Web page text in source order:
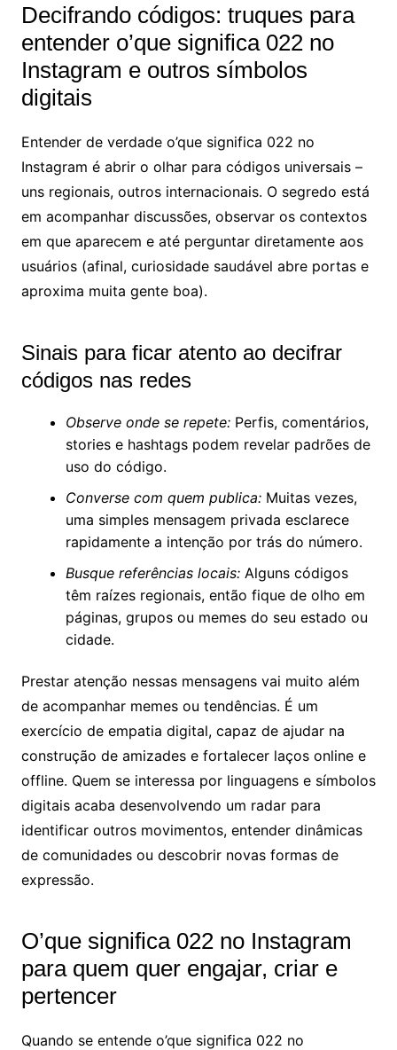
Decifrando códigos: truques para
entender o’que significa 022 no
Instagram e outros símbolos
digitais
Entender de verdade o’que significa 022 no
Instagram é abrir o olhar para códigos universais –
uns regionais, outros internacionais. O segredo está
em acompanhar discussões, observar os contextos
em que aparecem e até perguntar diretamente aos
usuários (afinal, curiosidade saudável abre portas e
aproxima muita gente boa).
Sinais para ficar atento ao decifrar
códigos nas redes
Observe onde se repete:Perfis, comentários,
stories e hashtags podem revelar padrões de
uso do código.
Converse com quem publica:Muitas vezes,
uma simples mensagem privada esclarece
rapidamente a intenção por trás do número.
Busque referências locais:Alguns códigos
têm raízes regionais, então fique de olho em
páginas, grupos ou memes do seu estado ou
cidade.
Prestar atenção nessas mensagens vai muito além
de acompanhar memes ou tendências. É um
exercício de empatia digital, capaz de ajudar na
construção de amizades e fortalecer laços online e
offline. Quem se interessa por linguagens e símbolos
digitais acaba desenvolvendo um radar para
identificar outros movimentos, entender dinâmicas
de comunidades ou descobrir novas formas de
expressão.
O’que significa 022 no Instagram
para quem quer engajar, criar e
pertencer
Quando se entende o’que significa 022 no